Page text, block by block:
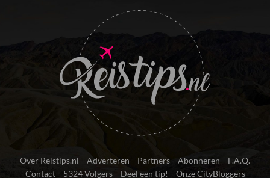
Over Reistips.nl Adverteren Partners Abonneren
F.A.Q.
Contact
5324 Volgers Deel een tip! Onze CityBloggers